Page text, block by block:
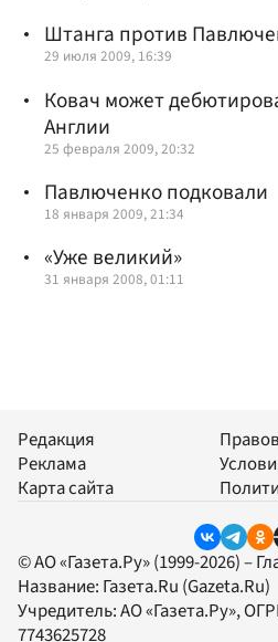
Штанга против
29 июля 2009, 16:39
Ковач может
Англии
25 февраля 2009, 20:32
Павлюченко подковали
18 января 2009, 21:34
«Уже великий»
31 января 2008, 01:11
Редакция
Реклама
Карта сайта
© АО «Газета.Ру» (1999-2026) –
Название: Газета.Ru (Gazeta.Ru)
Учредитель:АО «Газета.Ру»,
7743625728